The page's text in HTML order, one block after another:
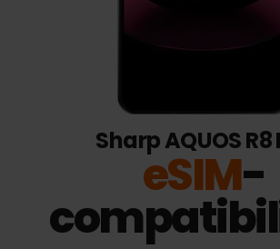
Sharp AQUOS R8
eSIM-